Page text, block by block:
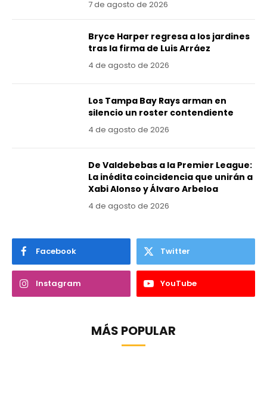
7 de agosto de 2026
Bryce Harper regresa a los jardines
tras la firma de Luis Arráez
4 de agosto de 2026
Los Tampa Bay Rays arman en
silencio un roster contendiente
4 de agosto de 2026
De Valdebebas a la Premier League:
La inédita coincidencia que unirán a
Xabi Alonso y Álvaro Arbeloa
4 de agosto de 2026
Facebook Twitter
Instagram YouTube
MÁS POPULAR